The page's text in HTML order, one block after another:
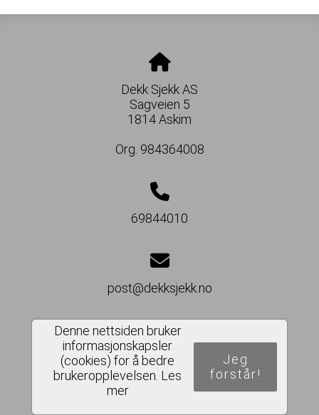
Dekk Sjekk AS
Sagveien 5
1814 Askim
Org. 984364008
69844010
post@dekksjekk.no
Del nettside
Denne nettsiden bruker
informasjonskapsler
(cookies) for å bedre
brukeropplevelsen. Les
mer
Jeg
forstår!